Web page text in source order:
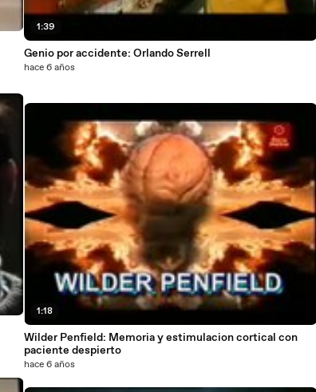
1:39
Genio por accidente: Orlando Serrell
hace 6 años
1:18
Wilder Penfield: Memoria y estimulacion cortical con
paciente despierto
hace 6 años